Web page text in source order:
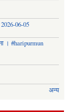
06-05
। #haripurmun
अन्य